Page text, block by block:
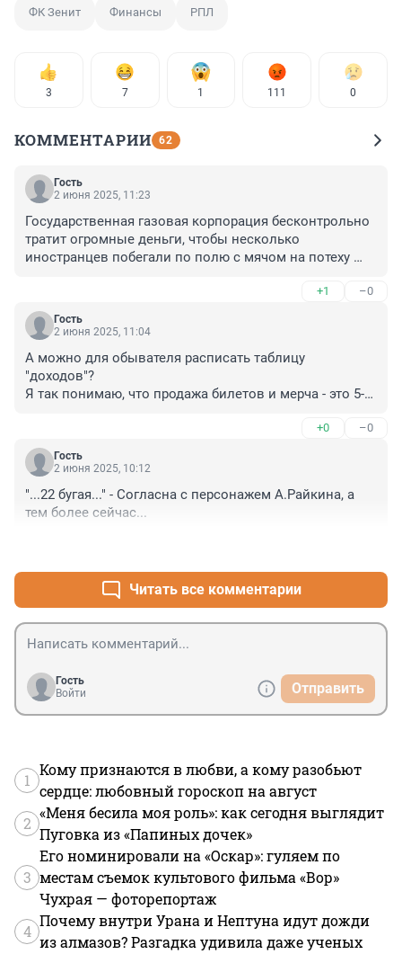
ФК Зенит Финансы РПЛ
3 7 1 111 0
КОММЕНТАРИИ 62
Гость
2 июня 2025, 11:23
Государственная газовая корпорация бесконтрольно
тратит огромные деньги, чтобы несколько
иностранцев побегали по полю с мячом на потеху
деревень, но что, якобы, нет средств. В этой стране
пренебрежение к обществу достигает
+1 –0
Гость
2 июня 2025, 11:04
А можно для обывателя расписать таблицу
"доходов"?
Я так понимаю, что продажа билетов и мерча - это 5-
"рекламные" контракты, которые тупо скрывают
бессмысленное вбухивание бабла ....
+0 –0
Гость
2 июня 2025, 10:12
"...22 бугая..." - Согласна с персонажем А.Райкина, а
тем более сейчас...
Читать все комментарии
Гость
Войти
Отправить
1
Кому признаются в любви, а кому разобьют
сердце: любовный гороскоп на август
2
«Меня бесила моя роль»: как сегодня выглядит
Пуговка из «Папиных дочек»
3
Его номинировали на «Оскар»: гуляем по
местам съемок культового фильма «Вор»
Чухрая — фоторепортаж
4
Почему внутри Урана и Нептуна идут дожди
из алмазов? Разгадка удивила даже ученых